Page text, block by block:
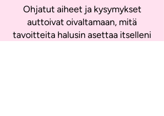
Ohjatut aiheet ja kysymykset
auttoivat oivaltamaan, mitä
tavoitteita halusin asettaa itselleni